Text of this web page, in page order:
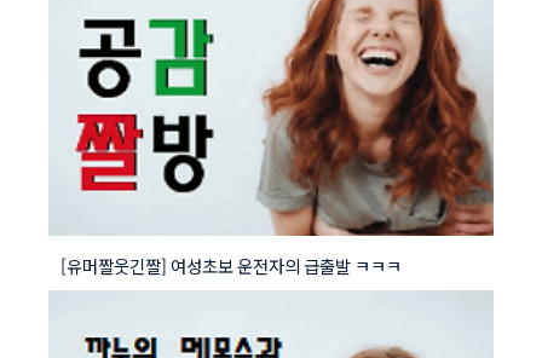
[유머짤웃긴짤] 여성초보 운전자의 급출발 ㅋㅋㅋ